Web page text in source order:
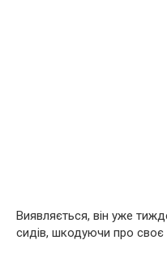
Виявляється, він уже
сидів, шкодуючи про